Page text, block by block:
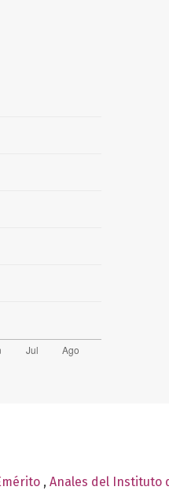
, Anales del Instituto